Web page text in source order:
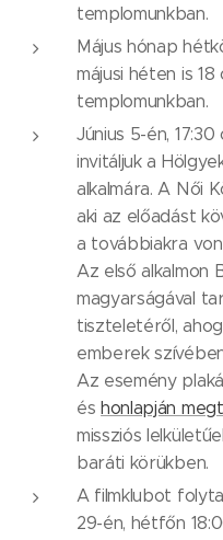
templomunkban.
Május hónap
májusi héten is
templomunkban.
Június 5-én,
invitáljuk a
alkalmára. A Női
aki az előadást
a továbbiakra
Az első alkalmon
magyarságával
tiszteletéről,
emberek
Az esemény
éshonlapján
missziós
baráti körükben.
A filmklubot
29-én, hétfőn